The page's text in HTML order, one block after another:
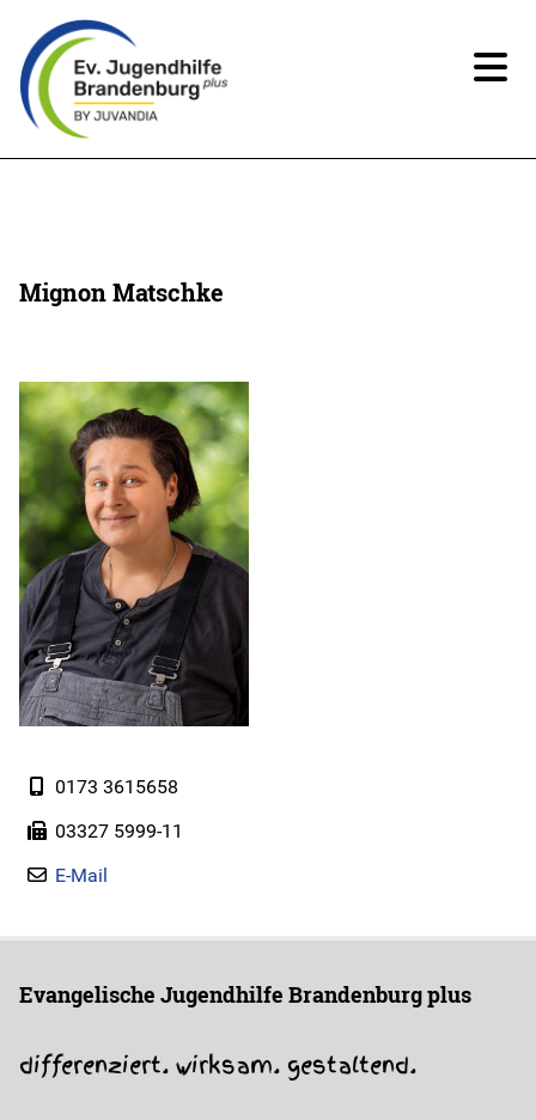
Ansprechpartner*innen
Beteiligung
Spenden
Instagram
Jobs
Kontakt
Mignon Matschke
0173 3615658
03327 5999-11
E-Mail
Evangelische Jugendhilfe Brandenburg plus
differenziert. wirksam. gestaltend.